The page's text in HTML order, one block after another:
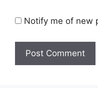
Notify me of new